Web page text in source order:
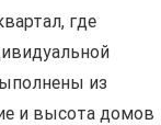
где
из
и высота домов